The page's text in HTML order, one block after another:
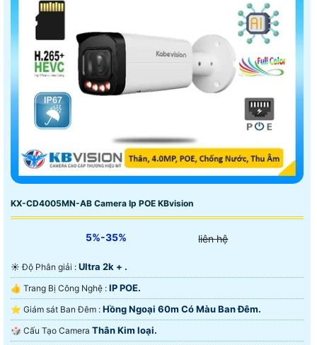
KX-CD4005MN-AB Camera Ip POE KBvision
5%-35% liên hệ
☀️ Độ Phân giải : Ultra 2k + .
👍 Trang Bị Công Nghệ : IP POE.
⭐ Giám sát Ban Đêm : Hồng Ngoại 60m Có Màu Ban Ðêm.
🎲 Cấu Tạo Camera Thân Kim loại.